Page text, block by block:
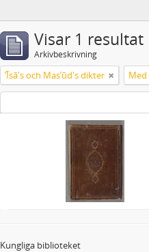
Visar 1 resultat
Arkivbeskrivning
ʼĪsā's och Masʼūd's dikter
Kungliga biblioteket